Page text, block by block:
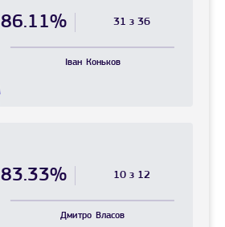
86.11% 31 з 36
Іван Коньков
83.33% 10 з 12
Дмитро Власов